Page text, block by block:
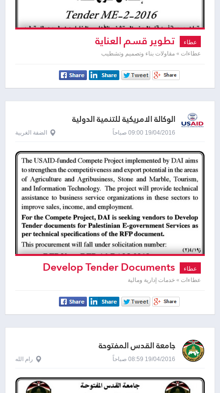
عطاء تطوير قسم العناية
عطاءات » مقاولات بناء وتصميم وتشطيب
الوكالة الامريكية للتنمية الدولية
19/04/2016 09:00 صباحاً الضفة الغربية
عطاء
عطاءات » خدمات إدارية ومالية
جامعة القدس المفتوحة
19/04/2016 08:59 صباحاً رام الله